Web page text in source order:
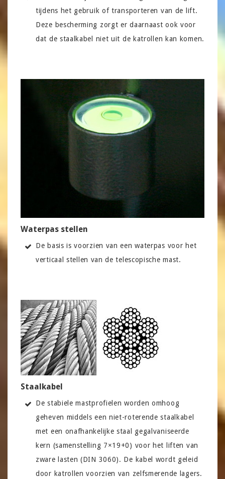
tijdens het gebruik of transporteren van de lift.
Deze bescherming zorgt er daarnaast ook voor
dat de staalkabel niet uit de katrollen kan komen.
Waterpas stellen
De basis is voorzien van een waterpas voor het
verticaal stellen van de telescopische mast.
Staalkabel
De stabiele mastprofielen worden omhoog
geheven middels een niet-roterende staalkabel
met een onafhankelijke staal gegalvaniseerde
kern (samenstelling 7×19+0) voor het liften van
zware lasten (DIN 3060). De kabel wordt geleid
door katrollen voorzien van zelfsmerende lagers.